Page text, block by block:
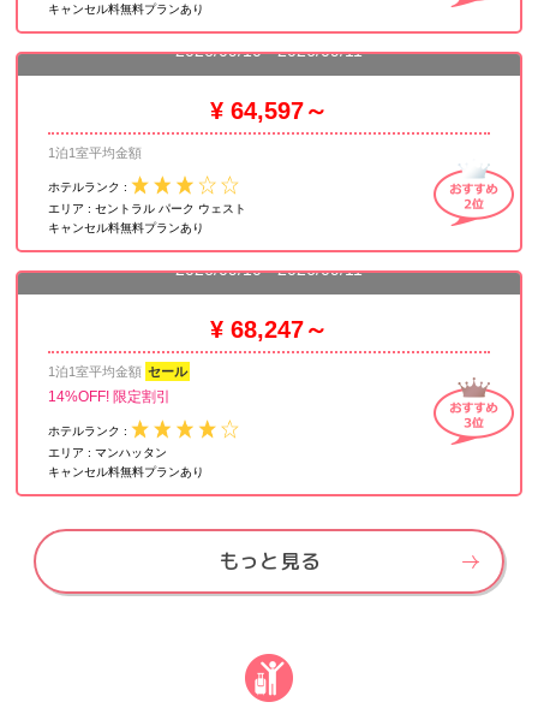
キャンセル料無料プランあり
2026/09/10 - 2026/09/11
¥ 64,597～
1泊1室平均金額
ホテルランク :
エリア :セントラル パーク ウェスト
キャンセル料無料プランあり
2026/09/10 - 2026/09/11
¥ 68,247～
1泊1室平均金額 セール
14%OFF! 限定割引
ホテルランク :
エリア :マンハッタン
キャンセル料無料プランあり
もっと見る